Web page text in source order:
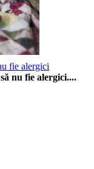
fie alergici
nu fie alergici....